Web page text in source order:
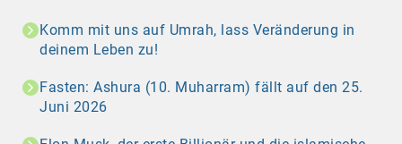
Komm mit uns auf Umrah, lass Veränderung in
deinem Leben zu!
Fasten: Ashura (10. Muharram) fällt auf den 25.
Juni 2026